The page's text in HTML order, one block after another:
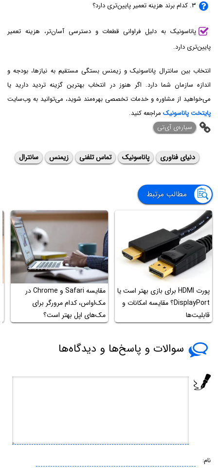
۳. کدام برند هزینه تعمیر پایین‌تری دارد؟
پاناسونیک به دلیل فراوانی قطعات و دسترسی آسان‌تر، هزینه تعمیر
پایین‌تری دارد.
انتخاب بین سانترال پاناسونیک و زیمنس بستگی مستقیم به نیازها، بودجه و
اندازه سازمان شما دارد. اگر هنوز در انتخاب بهترین گزینه تردید دارید یا
می‌خواهید از مشاوره و خدمات تخصصی بهره‌مند شوید، می‌توانید به وب‌سایت
پایتخت پاناسونیک مراجعه کنید.
‌سیاره‌ی آی‌تی
دنیای فناوری پاناسونیک تماس تلفنی زیمنس سانترال
مطالب مرتبط
پورت HDMI‌ برای بازی بهتر است یا
DisplayPort؟ مقایسه امکانات و
قابلیت‌ها
مقایسه Safari و Chrome در
مک‌او‌اس، کدام مرورگر برای
مک‌های اپل بهتر است؟
سوالات و پاسخ‌ها و دیدگاه‌ها
نام: